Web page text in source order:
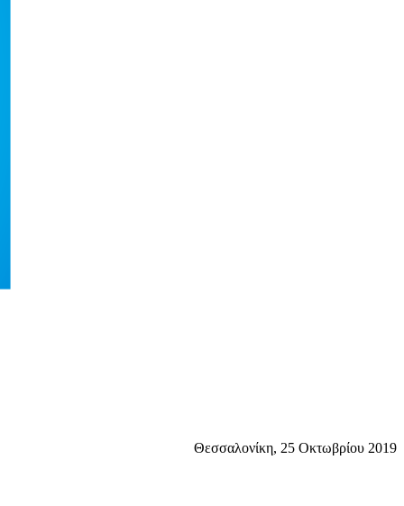
Θεσσαλονίκη, 25 Οκτωβρίου 2019